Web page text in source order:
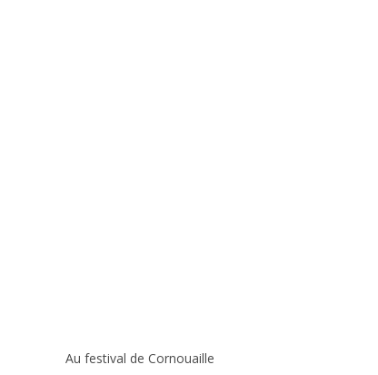
Au festival de Cornouaille